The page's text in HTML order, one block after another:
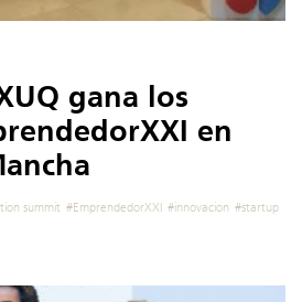
gana los
en
summit #EmprendedorXXI #innovacion #startup